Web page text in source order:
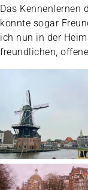
Das Kennenlernen
konnte sogar
ich nun in der
freundlichen,